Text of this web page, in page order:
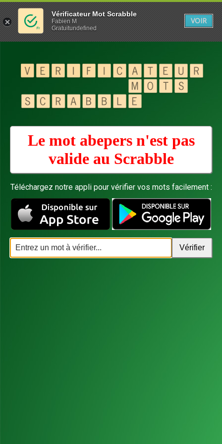
Le mot abepers n'est pas
valide au Scrabble
Téléchargez notre appli pour vérifier vos mots facilement :
Vérificateur Mot Scrabble
Fabien M
Gratuitundefined
VOIR